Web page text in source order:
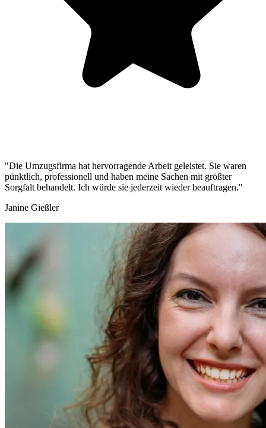
"Die Umzugsfirma hat hervorragende Arbeit geleistet. Sie waren
pünktlich, professionell und haben meine Sachen mit größter
Sorgfalt behandelt. Ich würde sie jederzeit wieder beauftragen."
Janine Gießler